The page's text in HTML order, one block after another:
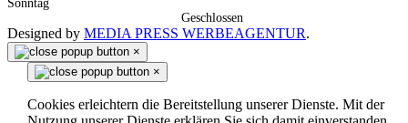
Sonntag
Geschlossen
Designed by MEDIA PRESS WERBEAGENTUR.
×
×
Cookies erleichtern die Bereitstellung unserer Dienste. Mit der